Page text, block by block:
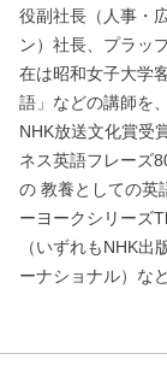
役副社長（人事・
ン）社長、プラッ
在は昭和女子大学
語」などの講師を
NHK放送文化賞受
ネス英語フレーズ
の 教養としての英
ーヨークシリーズ
（いずれもNHK
ーナショナル）な